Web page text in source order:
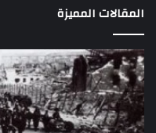
المقالات المميزة
مذبحة
اللد..
القصة
الكاملة
لإحدى